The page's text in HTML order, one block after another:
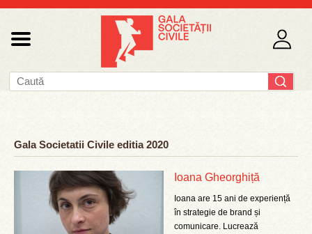
Gala Societatii Civile editia 2020
Ioana Gheorghiță
Ioana are 15 ani de experiență
în strategie de brand și
comunicare. Lucrează